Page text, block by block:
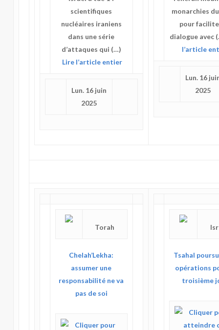
scientifiques
nucléaires iraniens
dans une série
d’attaques qui (…)
Lire l’article entier
Lun. 16 juin
2025
monarchies
pour
dialogue avec
l’article
Lun. 16
2025
Torah
Chelah’Lekha:
assumer une
responsabilité ne va
pas de soi
Tsahal
opérations
troisième